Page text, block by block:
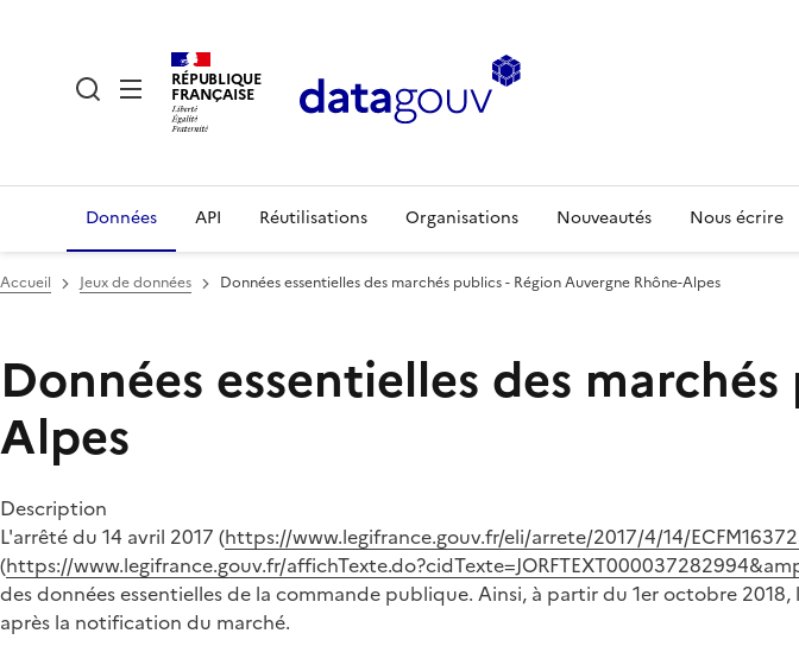
RÉPUBLIQUE
FRANÇAISE
Données API Réutilisations Organisations Nouveautés Nous écrire
Accueil Jeux de données Données essentielles des marchés publics - Région Auvergne Rhône-Alpes
Données essentielles des
Alpes
Description
L'arrêté du 14 avril 2017 (https://www.legifrance.gouv.fr/eli/arrete/2017/4/14/
(https://www.legifrance.gouv.fr/
des données essentielles de la commande publique. Ainsi, à partir du 1er octobre
après la notification du marché.